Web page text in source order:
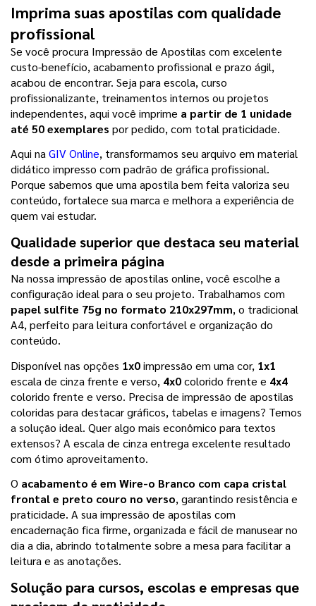
Imprima suas apostilas com qualidade
profissional
Se você procura Impressão de Apostilas com excelente
custo-benefício, acabamento profissional e prazo ágil,
acabou de encontrar. Seja para escola, curso
profissionalizante, treinamentos internos ou projetos
independentes, aqui você imprime a partir de 1 unidade
até 50 exemplares por pedido, com total praticidade.
Aqui na GIV Online, transformamos seu arquivo em material
didático impresso com padrão de gráfica profissional.
Porque sabemos que uma apostila bem feita valoriza seu
conteúdo, fortalece sua marca e melhora a experiência de
quem vai estudar.
Qualidade superior que destaca seu material
desde a primeira página
Na nossa impressão de apostilas online, você escolhe a
configuração ideal para o seu projeto. Trabalhamos com
papel sulfite 75g no formato 210x297mm, o tradicional
A4, perfeito para leitura confortável e organização do
conteúdo.
Disponível nas opções 1x0 impressão em uma cor, 1x1
escala de cinza frente e verso, 4x0 colorido frente e 4x4
colorido frente e verso. Precisa de impressão de apostilas
coloridas para destacar gráficos, tabelas e imagens? Temos
a solução ideal. Quer algo mais econômico para textos
extensos? A escala de cinza entrega excelente resultado
com ótimo aproveitamento.
O acabamento é em Wire-o Branco com capa cristal
frontal e preto couro no verso, garantindo resistência e
praticidade. A sua impressão de apostilas com
encadernação fica firme, organizada e fácil de manusear no
dia a dia, abrindo totalmente sobre a mesa para facilitar a
leitura e as anotações.
Solução para cursos, escolas e empresas que